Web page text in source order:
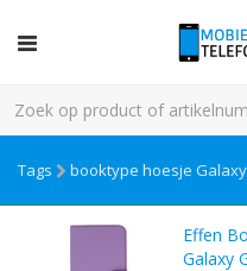
Tags booktype hoesje
Effen
Galaxy